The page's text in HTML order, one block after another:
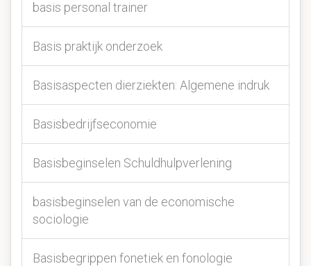
basis personal trainer
Basis praktijk onderzoek
Basisaspecten dierziekten: Algemene indruk
Basisbedrijfseconomie
Basisbeginselen Schuldhulpverlening
basisbeginselen van de economische
sociologie
Basisbegrippen fonetiek en fonologie